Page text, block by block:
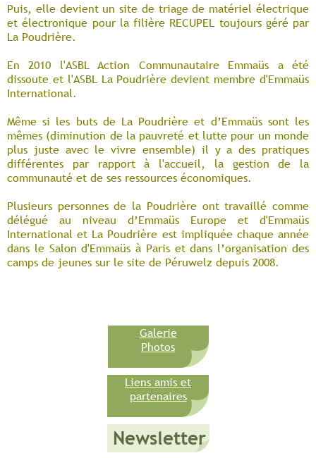
Puis, elle devient un site de triage de matériel électrique
et électronique pour la filière RECUPEL toujours géré par
La Poudrière.
En 2010 l'ASBL Action Communautaire Emmaüs a été
dissoute et l'ASBL La Poudrière devient membre d'Emmaüs
International.
Même si les buts de La Poudrière et d’Emmaüs sont les
mêmes (diminution de la pauvreté et lutte pour un monde
plus juste avec le vivre ensemble) il y a des pratiques
différentes par rapport à l'accueil, la gestion de la
communauté et de ses ressources économiques.
Plusieurs personnes de la Poudrière ont travaillé comme
délégué au niveau d’Emmaüs Europe et d'Emmaüs
International et La Poudrière est impliquée chaque année
dans le Salon d'Emmaüs à Paris et dans l’organisation des
camps de jeunes sur le site de Péruwelz depuis 2008.
Galerie
Photos
Liens amis et
partenaires
Newsletter